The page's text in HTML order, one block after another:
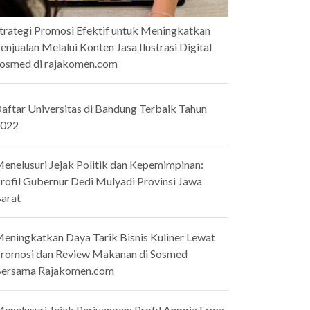
Promosi Efektif untuk Meningkatkan
Melalui Konten Jasa Ilustrasi Digital
di rajakomen.com
Universitas di Bandung Terbaik Tahun
Jejak Politik dan Kepemimpinan:
Gubernur Dedi Mulyadi Provinsi Jawa
Daya Tarik Bisnis Kuliner Lewat
dan Review Makanan di Sosmed
Rajakomen.com